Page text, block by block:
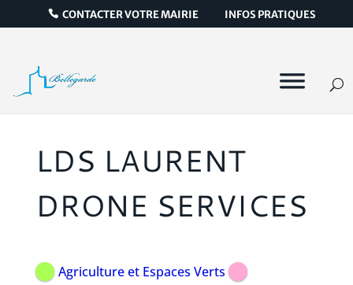
CONTACTER VOTRE MAIRIE INFOS PRATIQUES
LDS LAURENT
DRONE SERVICES
Agriculture et Espaces Verts